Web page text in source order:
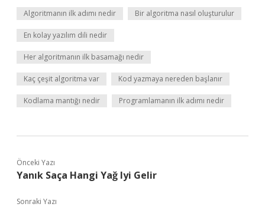
Algoritmanın ilk adımı nedir Bir algoritma nasıl oluşturulur
En kolay yazılım dili nedir
Her algoritmanın ilk basamağı nedir
Kaç çeşit algoritma var Kod yazmaya nereden başlanır
Kodlama mantığı nedir Programlamanın ilk adımı nedir
Önceki Yazı
Yanık Saça Hangi Yağ Iyi Gelir
Sonraki Yazı